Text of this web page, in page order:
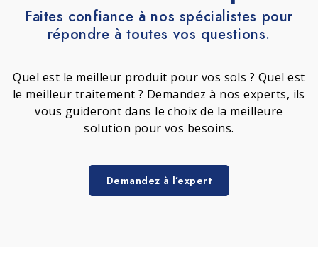
Faites confiance à nos spécialistes pour
répondre à toutes vos questions.
Quel est le meilleur produit pour vos sols ? Quel est
le meilleur traitement ? Demandez à nos experts, ils
vous guideront dans le choix de la meilleure
solution pour vos besoins.
Demandez à l’expert